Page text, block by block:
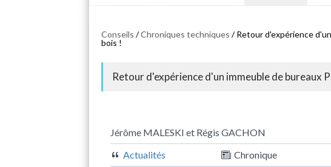
Conseils /Chroniques techniques / Retour d'expérience
bois !
Retour d'expérience d'un immeuble de bureaux
Jérôme MALESKI et Régis GACHON
Actualités
Chronique